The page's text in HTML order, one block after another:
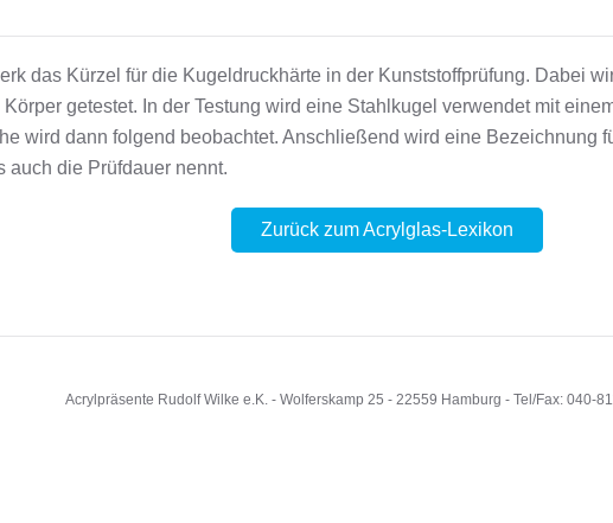
das Kürzel für die Kugeldruckhärte in der Kunststoffprüfung. Dabei
getestet. In der Testung wird eine Stahlkugel verwendet mit
wird dann folgend beobachtet. Anschließend wird eine Bezeichnung
auch die Prüfdauer nennt.
Zurück zum Acrylglas-Lexikon
Acrylpräsente Rudolf Wilke e.K. - Wolferskamp 25 - 22559 Hamburg - Tel/Fax: 040-